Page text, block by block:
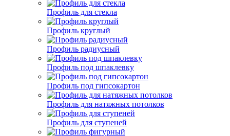
Профиль для стекла
Профиль круглый
Профиль радиусный
Профиль под шпаклевку
Профиль под гипсокартон
Профиль для натяжных потолков
Профиль для ступеней